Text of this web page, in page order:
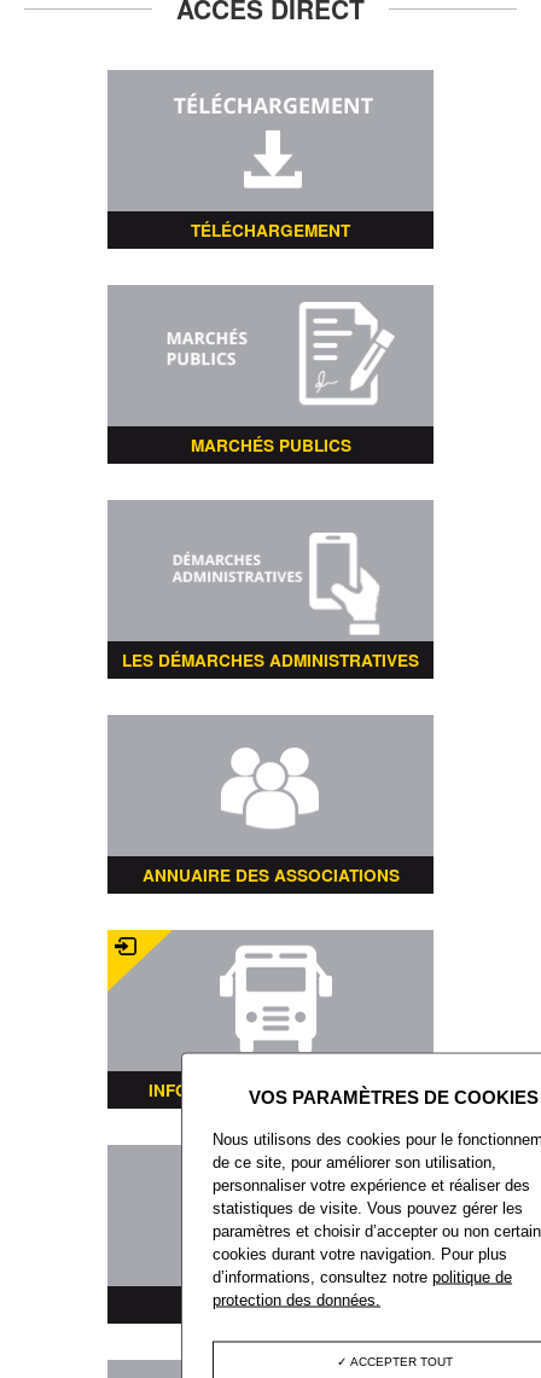
ACCÈS DIRECT
TÉLÉCHARGEMENT
MARCHÉS PUBLICS
LES DÉMARCHES ADMINISTRATIVES
ANNUAIRE DES ASSOCIATIONS
INFORMATIONS TRANSPORTS
PLAN DE LA VILLE
Nous utilisons des cookies pour le
de ce site, pour améliorer son utilisation,
personnaliser votre expérience et réaliser des
statistiques de visite. Vous pouvez gérer les
paramètres et choisir d’accepter ou non
cookies durant votre navigation. Pour plus
d’informations, consultez notrepolitique de
protection des données.
ACCEPTER TOUT